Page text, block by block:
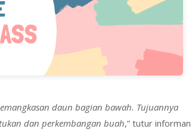
daun bagian bawah. Tujuannya
dan perkembangan buah,” tutur informan